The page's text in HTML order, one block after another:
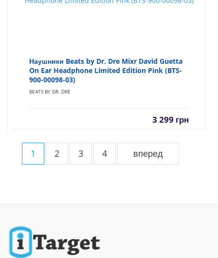
Наушники Beats by Dr. Dre Mixr David Guetta
On Ear Headphone Limited Edition Pink (BTS-
900-00098-03)
BEATS BY DR. DRE
3 299 грн
1 2 3 4 вперед